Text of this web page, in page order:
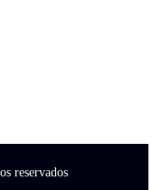
reservados